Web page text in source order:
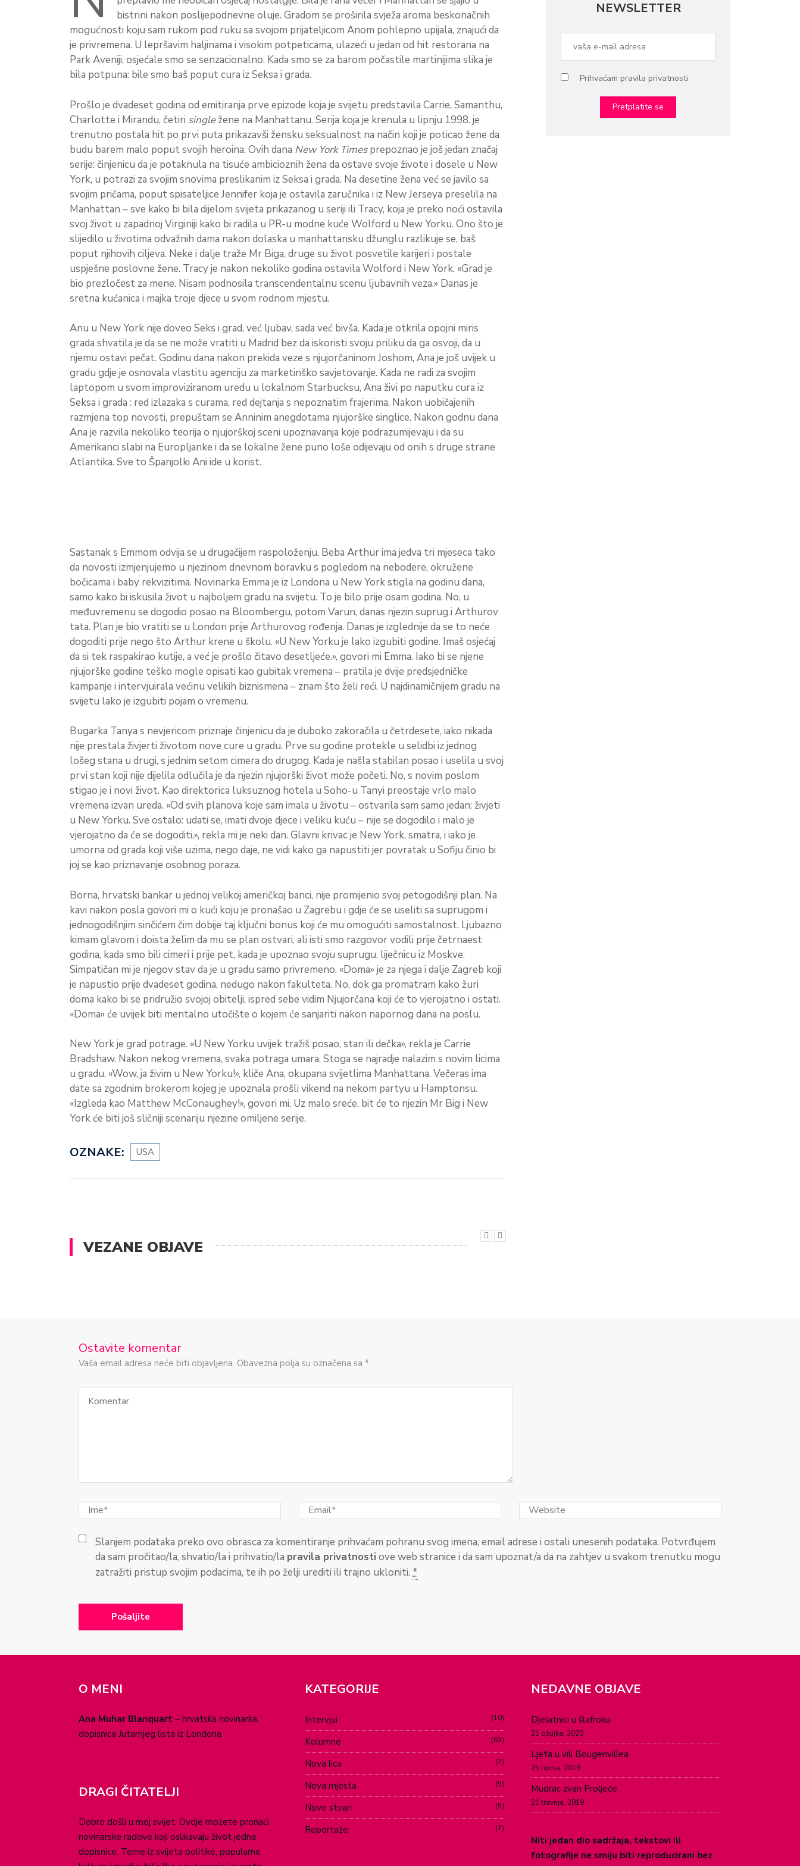
bistrini nakon poslijepodnevne oluje. Gradom se proširila svježa aroma beskonačnih
mogućnosti koju sam rukom pod ruku sa svojom prijateljicom Anom pohlepno upijala, znajući da
je privremena. U lepršavim haljinama i visokim potpeticama, ulazeći u jedan od hit restorana na
Park Aveniji, osjećale smo se senzacionalno. Kada smo se za barom počastile martinijima slika je
bila potpuna: bile smo baš poput cura iz Seksa i grada.
Prošlo je dvadeset godina od emitiranja prve epizode koja je svijetu predstavila Carrie, Samanthu,
Charlotte i Mirandu, četiri singležene na Manhattanu. Serija koja je krenula u lipnju 1998. je
trenutno postala hit po prvi puta prikazavši žensku seksualnost na način koji je poticao žene da
budu barem malo poput svojih heroina. Ovih dana New York Timesprepoznao je još jedan značaj
serije: činjenicu da je potaknula na tisuće ambicioznih žena da ostave svoje živote i dosele u New
York, u potrazi za svojim snovima preslikanim iz Seksa i grada. Na desetine žena već se javilo sa
svojim pričama, poput spisateljice Jennifer koja je ostavila zaručnika i iz New Jerseya preselila na
Manhattan – sve kako bi bila dijelom svijeta prikazanog u seriji ili Tracy, koja je preko noći ostavila
svoj život u zapadnoj Virginiji kako bi radila u PR-u modne kuće Wolford u New Yorku. Ono što je
slijedilo u životima odvažnih dama nakon dolaska u manhattansku džunglu razlikuje se, baš
poput njihovih ciljeva. Neke i dalje traže Mr Biga, druge su život posvetile karijeri i postale
uspješne poslovne žene. Tracy je nakon nekoliko godina ostavila Wolford i New York. «Grad je
bio prezločest za mene. Nisam podnosila transcendentalnu scenu ljubavnih veza.» Danas je
sretna kućanica i majka troje djece u svom rodnom mjestu.
Anu u New York nije doveo Seks i grad, već ljubav, sada već bivša. Kada je otkrila opojni miris
grada shvatila je da se ne može vratiti u Madrid bez da iskoristi svoju priliku da ga osvoji, da u
njemu ostavi pečat. Godinu dana nakon prekida veze s njujorčaninom Joshom, Ana je još uvijek u
gradu gdje je osnovala vlastitu agenciju za marketinško savjetovanje. Kada ne radi za svojim
laptopom u svom improviziranom uredu u lokalnom Starbucksu, Ana živi po naputku cura iz
Seksa i grada : red izlazaka s curama, red dejtanja s nepoznatim frajerima. Nakon uobičajenih
razmjena top novosti, prepuštam se Anninim anegdotama njujorške singlice. Nakon godnu dana
Ana je razvila nekoliko teorija o njujorškoj sceni upoznavanja koje podrazumijevaju i da su
Amerikanci slabi na Europljanke i da se lokalne žene puno loše odijevaju od onih s druge strane
Atlantika. Sve to Španjolki Ani ide u korist.
Sastanak s Emmom odvija se u drugačijem raspoloženju. Beba Arthur ima jedva tri mjeseca tako
da novosti izmjenjujemo u njezinom dnevnom boravku s pogledom na nebodere, okružene
bočicama i baby rekvizitima. Novinarka Emma je iz Londona u New York stigla na godinu dana,
samo kako bi iskusila život u najboljem gradu na svijetu. To je bilo prije osam godina. No, u
međuvremenu se dogodio posao na Bloombergu, potom Varun, danas njezin suprug i Arthurov
tata. Plan je bio vratiti se u London prije Arthurovog rođenja. Danas je izglednije da se to neće
dogoditi prije nego što Arthur krene u školu. «U New Yorku je lako izgubiti godine. Imaš osjećaj
da si tek raspakirao kutije, a već je prošlo čitavo desetljeće.», govori mi Emma. Iako bi se njene
njujorške godine teško mogle opisati kao gubitak vremena – pratila je dvije predsjedničke
kampanje i intervjuirala većinu velikih biznismena – znam što želi reći. U najdinamičnijem gradu na
svijetu lako je izgubiti pojam o vremenu.
Bugarka Tanya s nevjericom priznaje činjenicu da je duboko zakoračila u četrdesete, iako nikada
nije prestala živjerti životom nove cure u gradu. Prve su godine protekle u selidbi iz jednog
lošeg stana u drugi, s jednim setom cimera do drugog. Kada je našla stabilan posao i uselila u svoj
prvi stan koji nije dijelila odlučila je da njezin njujorški život može početi. No, s novim poslom
stigao je i novi život. Kao direktorica luksuznog hotela u Soho-u Tanyi preostaje vrlo malo
vremena izvan ureda. «Od svih planova koje sam imala u životu – ostvarila sam samo jedan: živjeti
u New Yorku. Sve ostalo: udati se, imati dvoje djece i veliku kuću – nije se dogodilo i malo je
vjerojatno da će se dogoditi.», rekla mi je neki dan. Glavni krivac je New York, smatra, i iako je
umorna od grada koji više uzima, nego daje, ne vidi kako ga napustiti jer povratak u Sofiju činio bi
joj se kao priznavanje osobnog poraza.
Borna, hrvatski bankar u jednoj velikoj američkoj banci, nije promijenio svoj petogodišnji plan. Na
kavi nakon posla govori mi o kući koju je pronašao u Zagrebu i gdje će se useliti sa suprugom i
jednogodišnjim sinčićem čim dobije taj ključni bonus koji će mu omogućiti samostalnost. Ljubazno
kimam glavom i doista želim da mu se plan ostvari, ali isti smo razgovor vodili prije četrnaest
godina, kada smo bili cimeri i prije pet, kada je upoznao svoju suprugu, liječnicu iz Moskve.
Simpatičan mi je njegov stav da je u gradu samo privremeno. «Doma» je za njega i dalje Zagreb koji
je napustio prije dvadeset godina, nedugo nakon fakulteta. No, dok ga promatram kako žuri
doma kako bi se pridružio svojoj obitelji, ispred sebe vidim Njujorčana koji će to vjerojatno i ostati.
«Doma» će uvijek biti mentalno utočište o kojem će sanjariti nakon napornog dana na poslu.
New York je grad potrage. «U New Yorku uvijek tražiš posao, stan ili dečka», rekla je Carrie
Bradshaw. Nakon nekog vremena, svaka potraga umara. Stoga se najradje nalazim s novim licima
u gradu. «Wow, ja živim u New Yorku!», kliče Ana, okupana svijetlima Manhattana. Večeras ima
date sa zgodnim brokerom kojeg je upoznala prošli vikend na nekom partyu u Hamptonsu.
«Izgleda kao Matthew McConaughey!», govori mi. Uz malo sreće, bit će to njezin Mr Big i New
York će biti još sličniji scenariju njezine omiljene serije.
OZNAKE: USA
VEZANE OBJAVE
NEWSLETTER
Prihvaćam pravila privatnosti
Ostavite komentar
Vaša email adresa neće biti objavljena. Obavezna polja su označena sa *
Slanjem podataka preko ovo obrasca za komentiranje prihvaćam pohranu svog imena, email adrese i ostali unesenih podataka. Potvrđujem
da sam pročitao/la, shvatio/la i prihvatio/la pravila privatnosti ove web stranice i da sam upoznat/a da na zahtjev u svakom trenutku mogu
zatražiti pristup svojim podacima, te ih po želji urediti ili trajno ukloniti. *
O MENI
Ana Muhar Blanquart – hrvatska novinarka,
dopisnica Jutarnjeg lista iz Londona
DRAGI ČITATELJI
Dobro došli u moj svijet. Ovdje možete pronaći
novinarske radove koji oslikavaju život jedne
dopisnice. Teme iz svijeta politike, popularne
KATEGORIJE
Intervjui 10
Kolumne 63
Nova lica 7
Nova mjesta 5
Nove stvari 5
Reportaže 7
NEDAVNE OBJAVE
Djelatnici u šlafroku
21 ožujka, 2020
Ljeta u vili Bougenvillea
25 lipnja, 2019
Mudrac zvan Proljeće
21 travnja, 2019
Niti jedan dio sadržaja, tekstovi ili
fotografije ne smiju biti reproducirani bez